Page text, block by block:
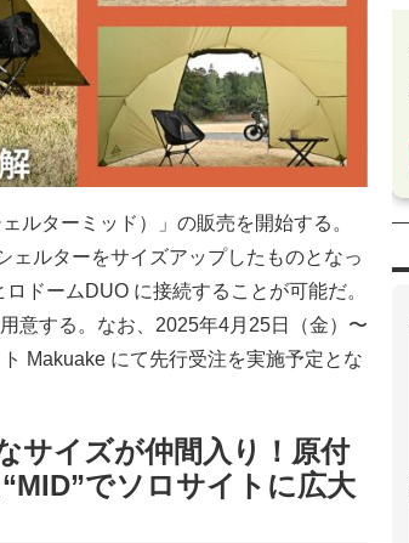
ルターミッド）」の販売を開始する。
ェルターをサイズアップしたものとなっ
ドームDUO に接続することが可能だ。
意する。なお、2025年4月25日（金）〜
Makuake にて先行受注を実施予定とな
サイズが仲間入り！原付
でソロサイトに広大